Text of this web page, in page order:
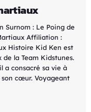
Surnom : Le Poing de
Affiliation :
Histoire Kid Ken est
la Team Kidstunes.
a consacré sa vie à
cœur. Voyageant